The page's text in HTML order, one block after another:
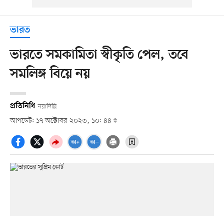
ভারত
ভারতে সমকামিতা স্বীকৃতি পেল, তবে
সমলিঙ্গ বিয়ে নয়
প্রতিনিধি নয়াদিল্লি
আপডেট: ১৭ অক্টোবর ২০২৩, ১০: ৪৪